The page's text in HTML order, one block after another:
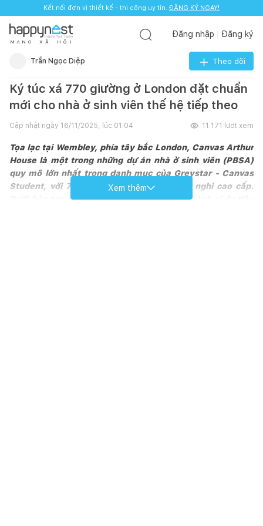
Kết nối đơn vị thiết kế - thi công uy tín. ĐĂNG KÝ NGAY!
M Ạ N G X Ã H Ộ I
Đăng nhập Đăng ký
Trần Ngọc Diệp Theo dõi
Ký túc xá 770 giường ở London đặt chuẩn
mới cho nhà ở sinh viên thế hệ tiếp theo
Cập nhật ngày 16/11/2025, lúc 01:04 11.171 lượt xem
Tọa lạc tại Wembley, phía tây bắc London, Canvas Arthur
House là một trong những dự án nhà ở sinh viên (PBSA)
quy mô lớn nhất trong danh mục của Greystar - Canvas
Student, với 770 giường và hàng loạt tiện nghi cao cấp.
Dưới bàn tay của TiggColl, công trình trở thành ví dụ tiêu
Xem thêm